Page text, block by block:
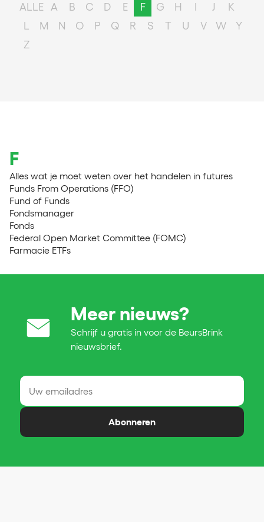
ALLE A B C D E F G H J
K
L
M N O P Q R S T U V W
Y
Z
F
Alles wat je moet weten over het handelen in futures
Funds From Operations (FFO)
Fund of Funds
Fondsmanager
Fonds
Federal Open Market Committee (FOMC)
Farmacie ETFs
Meer nieuws?
Schrijf u gratis in voor de BeursBrink
nieuwsbrief.
Abonneren